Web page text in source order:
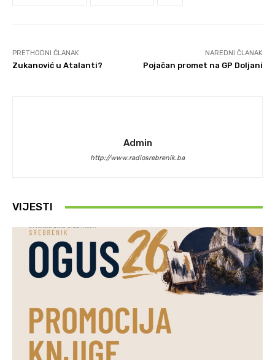
PRETHODNI ČLANAK
Zukanović u Atalanti?
NAREDNI ČLANAK
Pojačan promet na GP Doljani
Admin
http://www.radiosrebrenik.ba
VIJESTI